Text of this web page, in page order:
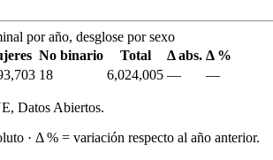
por año, desglose por sexo
No binario Total Δ abs. Δ %
18 6,024,005 — —
Datos Abiertos.
· Δ % = variación respecto al año anterior.